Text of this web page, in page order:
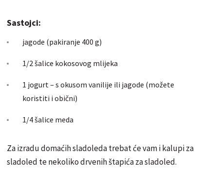
Sastojci:
jagode (pakiranje 400 g)
1/2 šalice kokosovog mlijeka
1 jogurt – s okusom vanilije ili jagode (možete
koristiti i obični)
1/4 šalice meda
Za izradu domaćih sladoleda trebat će vam i kalupi za
sladoled te nekoliko drvenih štapića za sladoled.